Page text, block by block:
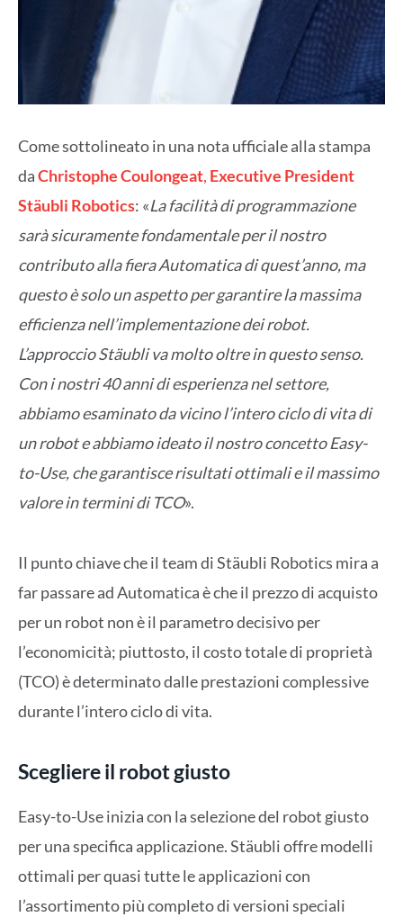
Come sottolineato in una nota ufficiale alla stampa
daChristophe Coulongeat, Executive President
Stäubli Robotics: «La facilità di programmazione
sarà sicuramente fondamentale per il nostro
contributo alla fiera Automatica di quest’anno, ma
questo è solo un aspetto per garantire la massima
efficienza nell’implementazione dei robot.
L’approccio Stäubli va molto oltre in questo senso.
Con i nostri 40 anni di esperienza nel settore,
abbiamo esaminato da vicino l’intero ciclo di vita di
un robot e abbiamo ideato il nostro concetto Easy-
to-Use, che garantisce risultati ottimali e il massimo
valore in termini di TCO».
Il punto chiave che il team di Stäubli Robotics mira a
far passare ad Automatica è che il prezzo di acquisto
per un robot non è il parametro decisivo per
l’economicità; piuttosto, il costo totale di proprietà
(TCO) è determinato dalle prestazioni complessive
durante l’intero ciclo di vita.
Scegliere il robot giusto
Easy-to-Use inizia con la selezione del robot giusto
per una specifica applicazione. Stäubli offre modelli
ottimali per quasi tutte le applicazioni con
l’assortimento più completo di versioni speciali